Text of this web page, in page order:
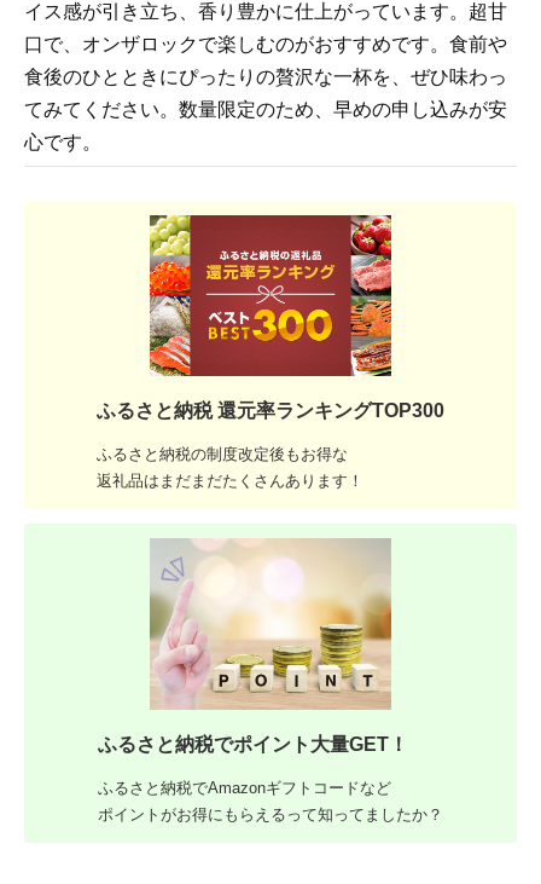
イス感が引き立ち、香り豊かに仕上がっています。超甘
口で、オンザロックで楽しむのがおすすめです。食前や
食後のひとときにぴったりの贅沢な一杯を、ぜひ味わっ
てみてください。数量限定のため、早めの申し込みが安
心です。
ふるさと納税 還元率ランキングTOP300
ふるさと納税の制度改定後もお得な
返礼品はまだまだたくさんあります！
ふるさと納税でポイント大量GET！
ふるさと納税でAmazonギフトコードなど
ポイントがお得にもらえるって知ってましたか？